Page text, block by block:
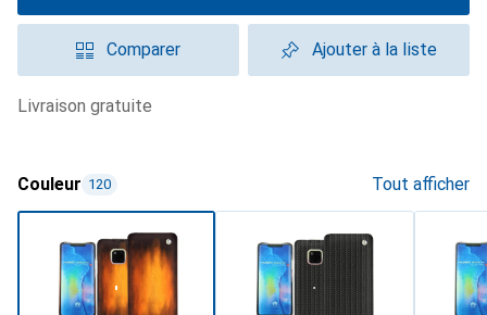
Comparer Ajouter à la liste
livraison gratuite
Couleur 120 Tout afficher